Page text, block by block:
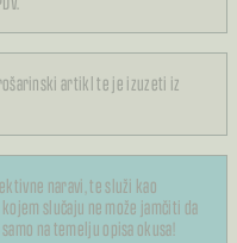
artikl te je izuzeti iz
naravi, te služi kao
slučaju ne može jamčiti da
na temelju opisa okusa!